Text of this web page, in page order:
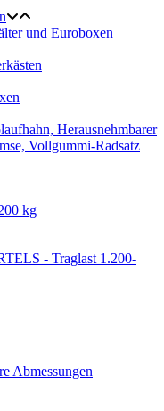
und Euroboxen
kg
- Traglast 1.200-
Abmessungen